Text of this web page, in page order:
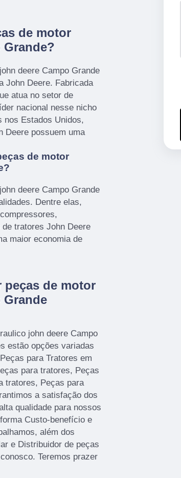
de motor
deere Campo Grande
John Deere. Fabricada
atua no setor de
nacional nesse nicho
nos Estados Unidos,
Deere possuem uma
de motor
deere Campo Grande
Dentre elas,
tratores John Deere
maior economia de
peças de motor
john deere Campo
estão opções variadas
para Tratores em
para tratores, Peças
tratores, Peças para
a satisfação dos
qualidade para nossos
Custo-benefício e
além dos
e Distribuidor de peças
Teremos prazer